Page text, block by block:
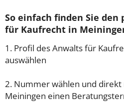
So einfach finden Sie den
für Kaufrecht in
1. Profil des Anwalts für
auswählen
2. Nummer wählen und direkt
Meiningen einen